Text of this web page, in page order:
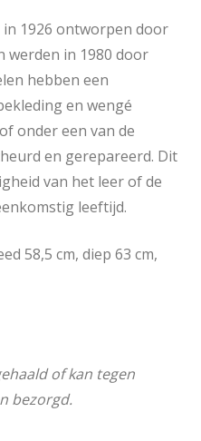
1926 ontworpen door
werden in 1980 door
hebben een
en wengé
onder een van de
en gerepareerd. Dit
van het leer of de
leeftijd.
58,5 cm, diep 63 cm,
of kan tegen
bezorgd.